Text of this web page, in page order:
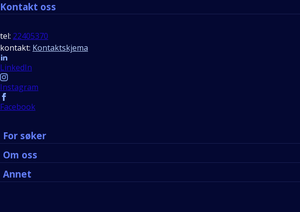
Kontakt oss
tel: 22405370
kontakt: Kontaktskjema
Follow us
LinkedIn
Instagram
Facebook
For søker
Om oss
Annet